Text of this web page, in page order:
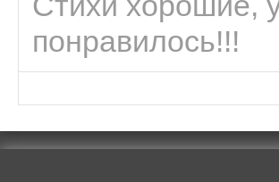
понравилось!!!